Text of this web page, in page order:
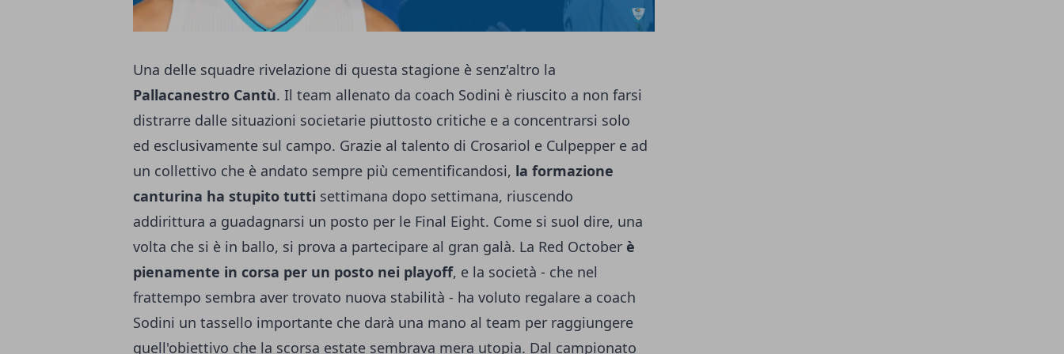
Una delle squadre rivelazione di questa stagione è senz'altro la
Pallacanestro Cantù. Il team allenato da coach Sodini è riuscito a non farsi
distrarre dalle situazioni societarie piuttosto critiche e a concentrarsi solo
ed esclusivamente sul campo. Grazie al talento di Crosariol e Culpepper e ad
un collettivo che è andato sempre più cementificandosi, la formazione
canturina ha stupito tutti settimana dopo settimana, riuscendo
addirittura a guadagnarsi un posto per le Final Eight. Come si suol dire, una
volta che si è in ballo, si prova a partecipare al gran galà. La Red October è
pienamente in corsa per un posto nei playoff, e la società - che nel
frattempo sembra aver trovato nuova stabilità - ha voluto regalare a coach
Sodini un tassello importante che darà una mano al team per raggiungere
quell'obiettivo che la scorsa estate sembrava mera utopia. Dal campionato